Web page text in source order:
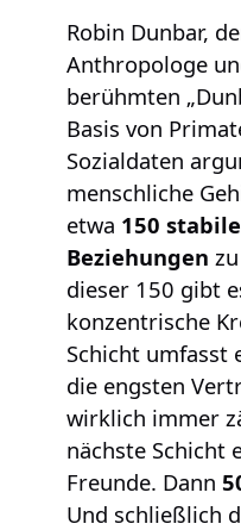
Robin Dunbar,
Anthropologe
berühmten
Basis von
Sozialdaten
menschliche
etwa 150
Beziehungen
dieser 150 gibt
konzentrische
Schicht umfasst
die engsten
wirklich immer
nächste Schicht
Freunde. Dann
Und schließlich